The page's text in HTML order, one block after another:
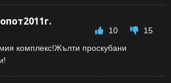
10
15
комплекс!Жълти проскубани